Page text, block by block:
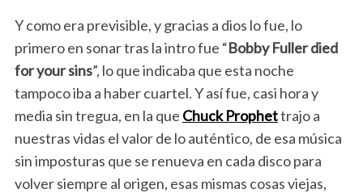
Y como era previsible, y gracias a dios lo fue, lo
primero en sonar tras la intro fue “Bobby Fuller died
for your sins”, lo que indicaba que esta noche
tampoco iba a haber cuartel. Y así fue, casi hora y
media sin tregua, en la que Chuck Prophettrajo a
nuestras vidas el valor de lo auténtico, de esa música
sin imposturas que se renueva en cada disco para
volver siempre al origen, esas mismas cosas viejas,